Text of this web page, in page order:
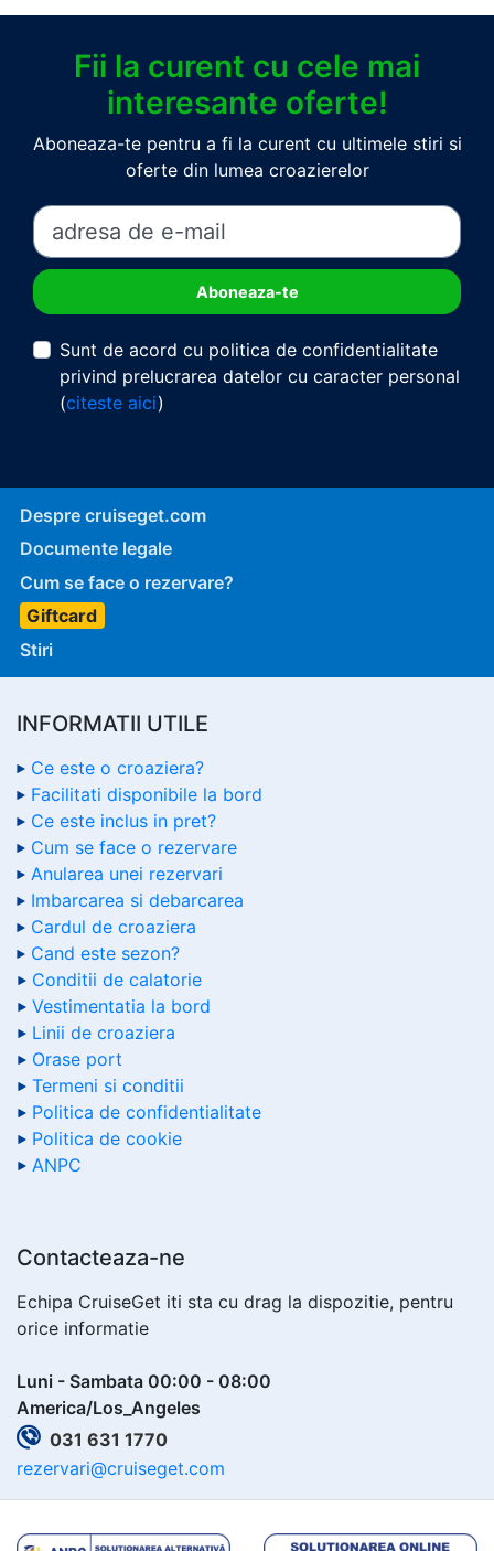
Fii la curent cu cele mai
interesante oferte!
Aboneaza-te pentru a fi la curent cu ultimele stiri si
oferte din lumea croazierelor
Sunt de acord cu politica de confidentialitate
privind prelucrarea datelor cu caracter personal
(citeste aici)
Despre cruiseget.com
Documente legale
Cum se face o rezervare?
Giftcard
Stiri
INFORMATII UTILE
Ce este o croaziera?
Facilitati disponibile la bord
Ce este inclus in pret?
Cum se face o rezervare
Anularea unei rezervari
Imbarcarea si debarcarea
Cardul de croaziera
Cand este sezon?
Conditii de calatorie
Vestimentatia la bord
Linii de croaziera
Orase port
Termeni si conditii
Politica de confidentialitate
Politica de cookie
ANPC
Contacteaza-ne
Echipa CruiseGet iti sta cu drag la dispozitie, pentru
orice informatie
Luni - Sambata 00:00 - 08:00
America/Los_Angeles
031 631 1770
rezervari@cruiseget.com